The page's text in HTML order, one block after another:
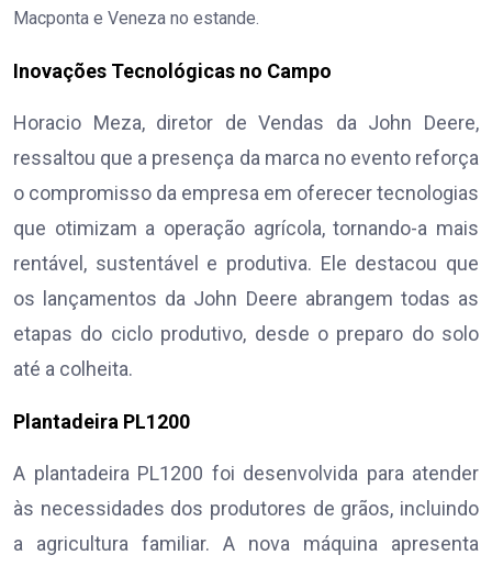
Macponta e Veneza no estande.
Inovações Tecnológicas no Campo
Horacio Meza, diretor de Vendas da John Deere,
ressaltou que a presença da marca no evento reforça
o compromisso da empresa em oferecer tecnologias
que otimizam a operação agrícola, tornando-a mais
rentável, sustentável e produtiva. Ele destacou que
os lançamentos da John Deere abrangem todas as
etapas do ciclo produtivo, desde o preparo do solo
até a colheita.
Plantadeira PL1200
A plantadeira PL1200 foi desenvolvida para atender
às necessidades dos produtores de grãos, incluindo
a agricultura familiar. A nova máquina apresenta